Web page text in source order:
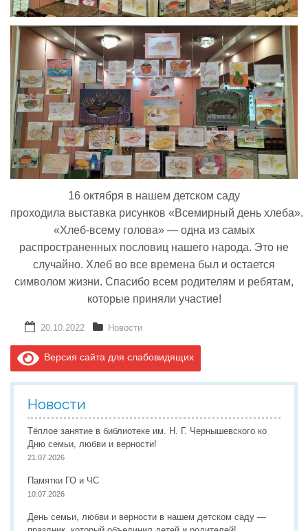
Реализация соц заказа
Напишите нам
16 октября в нашем детском саду
проходила выставка рисунков «Всемирный день хлеба».
«Хлеб-всему голова» — одна из самых
распространенных пословиц нашего народа. Это не
случайно. Хлеб во все времена был и остается
символом жизни. Спасибо всем родителям и ребятам,
которые приняли участие!
20.10.2022 Новости
Версия сайта для слабовидящих
Новости
Тёплое занятие в библиотеке им. Н. Г. Чернышевского ко
Дню семьи, любви и верности!
21.07.2026
Памятки ГО и ЧС
10.07.2026
День семьи, любви и верности в нашем детском саду —